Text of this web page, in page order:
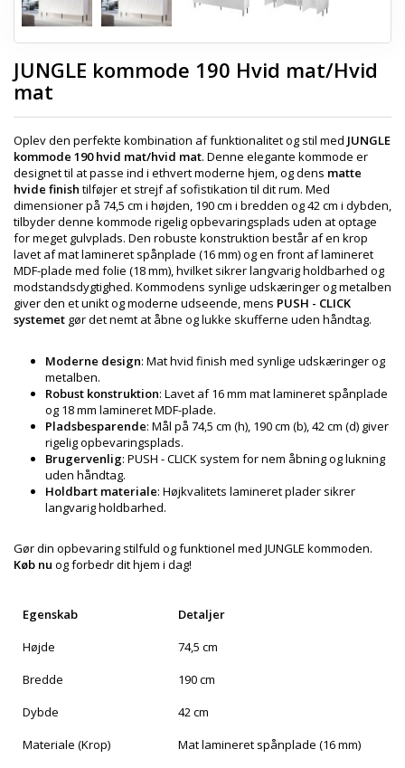
JUNGLE kommode 190 Hvid mat/Hvid
mat
Oplev den perfekte kombination af funktionalitet og stil med JUNGLE
kommode 190 hvid mat/hvid mat. Denne elegante kommode er
designet til at passe ind i ethvert moderne hjem, og dens matte
hvide finish tilføjer et strejf af sofistikation til dit rum. Med
dimensioner på 74,5 cm i højden, 190 cm i bredden og 42 cm i dybden,
tilbyder denne kommode rigelig opbevaringsplads uden at optage
for meget gulvplads. Den robuste konstruktion består af en krop
lavet af mat lamineret spånplade (16 mm) og en front af lamineret
MDF-plade med folie (18 mm), hvilket sikrer langvarig holdbarhed og
modstandsdygtighed. Kommodens synlige udskæringer og metalben
giver den et unikt og moderne udseende, mens PUSH - CLICK
systemet gør det nemt at åbne og lukke skufferne uden håndtag.
Moderne design: Mat hvid finish med synlige udskæringer og
metalben.
Robust konstruktion: Lavet af 16 mm mat lamineret spånplade
og 18 mm lamineret MDF-plade.
Pladsbesparende: Mål på 74,5 cm (h), 190 cm (b), 42 cm (d) giver
rigelig opbevaringsplads.
Brugervenlig: PUSH - CLICK system for nem åbning og lukning
uden håndtag.
Holdbart materiale: Højkvalitets lamineret plader sikrer
langvarig holdbarhed.
Gør din opbevaring stilfuld og funktionel med JUNGLE kommoden.
Køb nu og forbedr dit hjem i dag!
Egenskab
Detaljer
Højde
74,5 cm
Bredde
190 cm
Dybde
42 cm
Materiale (Krop)
Mat lamineret spånplade (16 mm)